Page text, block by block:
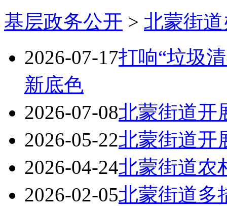
基层政务公开 > 北蒙街
2026-07-17打响“垃圾
新底色
2026-07-08北蒙街道开
2026-05-22北蒙街道开
2026-04-24北蒙街道农
2026-02-05北蒙街道多